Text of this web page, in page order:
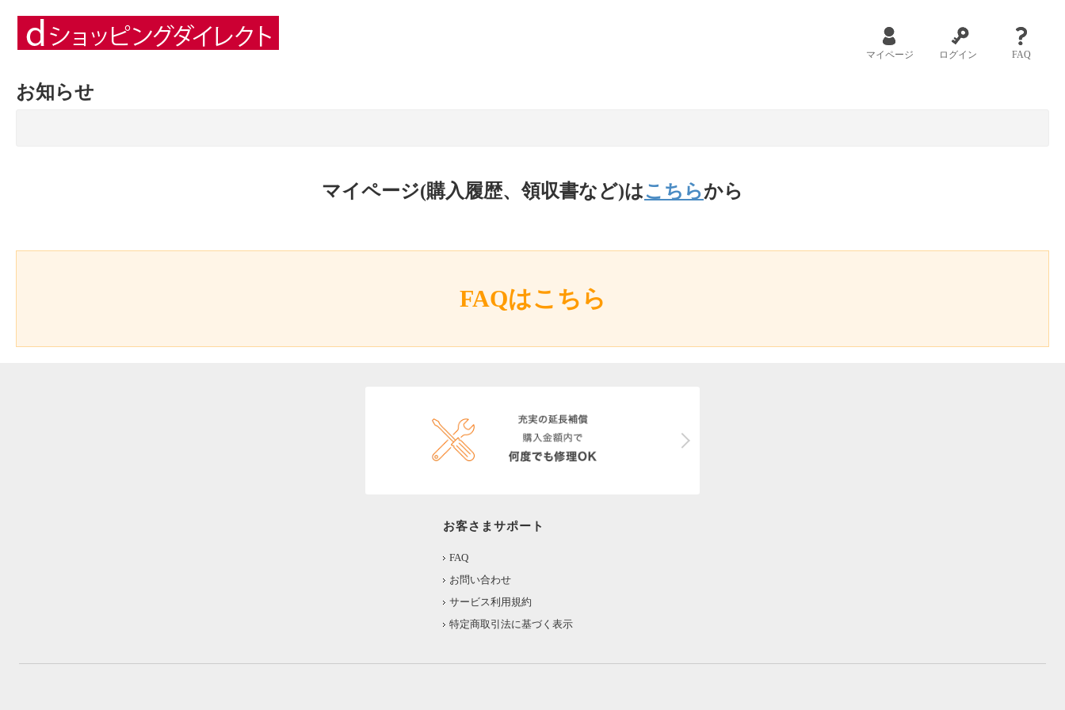
マイページ ログイン FAQ
お知らせ
マイページ(購入履歴、領収書など)はこちらから
FAQはこちら
お客さまサポート
FAQ
お問い合わせ
サービス利用規約
特定商取引法に基づく表示